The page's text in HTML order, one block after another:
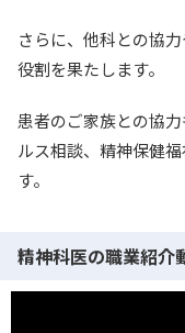
さらに、他科との協
役割を果たします。
患者のご家族との協
ルス相談、精神保健
す。
精神科医の職業紹介